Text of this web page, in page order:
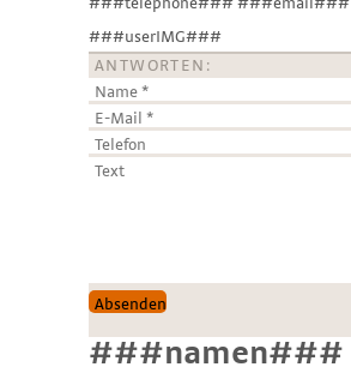
###userIMG###
ANTWORTEN:
###namen###